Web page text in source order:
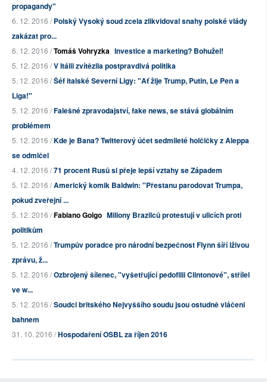
propagandy"
6. 12. 2016 /Polský Vysoký soud zcela zlikvidoval snahy polské vlády
zakázat pro...
6. 12. 2016 /Tomáš Vohryzka Investice a marketing? Bohužel!
5. 12. 2016 /V Itálii zvítězila postpravdivá politika
5. 12. 2016 /Šéf italské Severní Ligy: "Ať žije Trump, Putin, Le Pen a
Liga!"
5. 12. 2016 /Falešné zpravodajství, fake news, se stává globálním
problémem
5. 12. 2016 /Kde je Bana? Twitterový účet sedmileté holčičky z Aleppa
se odmlčel
4. 12. 2016 /71 procent Rusů si přeje lepší vztahy se Západem
5. 12. 2016 /Americký komik Baldwin: "Přestanu parodovat Trumpa,
pokud zveřejní ...
5. 12. 2016 /Fabiano Golgo Miliony Brazilců protestují v ulicích proti
politikům
5. 12. 2016 /Trumpův poradce pro národní bezpečnost Flynn šíří lživou
zprávu, ž...
5. 12. 2016 /Ozbrojený šílenec, "vyšetřující pedofilii Clintonové", střílel
ve w...
5. 12. 2016 /Soudci britského Nejvyššího soudu jsou ostudně vláčeni
bahnem
31. 10. 2016 /Hospodaření OSBL za říjen 2016